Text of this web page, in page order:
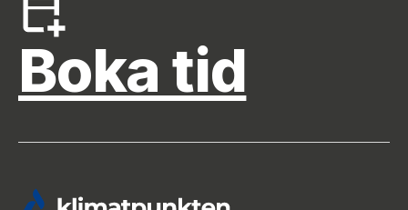
Boka tid